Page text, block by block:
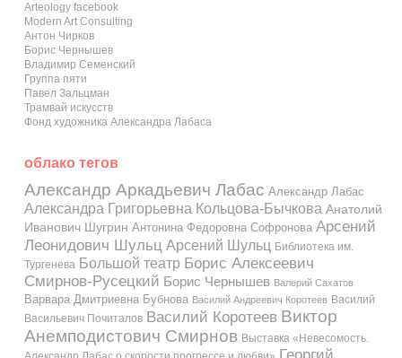
Arteology facebook
Modern Art Consulting
Антон Чирков
Борис Чернышев
Владимир Семенский
Группа пяти
Павел Зальцман
Трамвай искусств
Фонд художника Александра Лабаса
облако тегов
Александр Аркадьевич Лабас Александр Лабас
Александра Григорьевна Кольцова-Бычкова Анатолий
Иванович Шугрин Антонина Федоровна Софронова Арсений
Леонидович Шульц Арсений Шульц Библиотека им.
Тургенева Большой театр Борис Алексеевич
Смирнов-Русецкий Борис Чернышев Валерий Сахатов
Варвара Дмитриевна Бубнова Василий Андреевич Коротеев Василий
Васильевич Почиталов Василий Коротеев Виктор
Анемподистович Смирнов Выставка «Невесомость.